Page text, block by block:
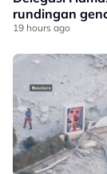
rundingan
19 hours ago